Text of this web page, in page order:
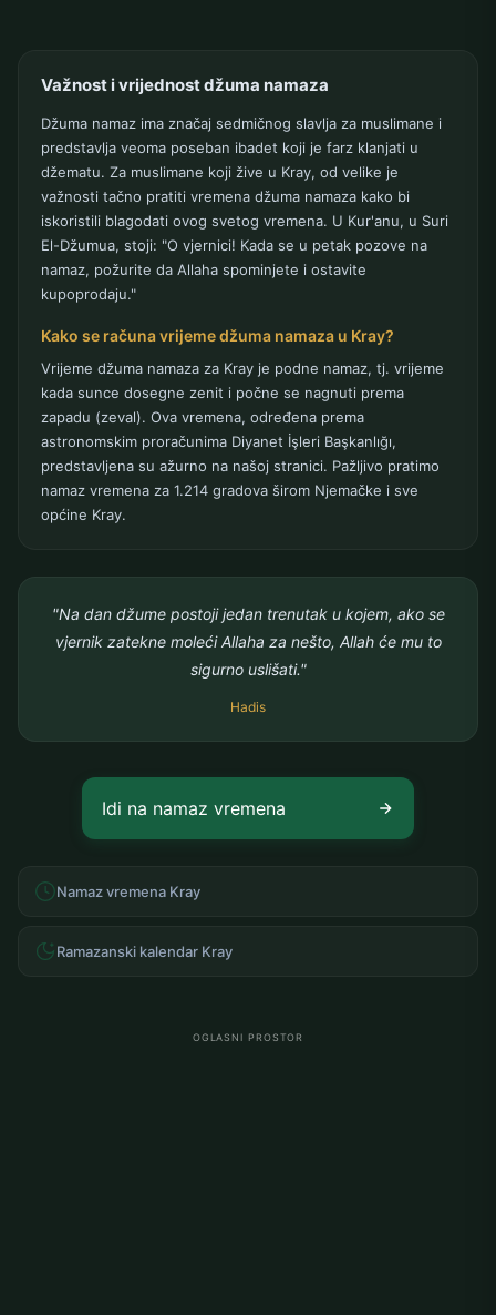
Važnost i vrijednost džuma namaza
Džuma namaz ima značaj sedmičnog slavlja za muslimane i
predstavlja veoma poseban ibadet koji je farz klanjati u
džematu. Za muslimane koji žive u Kray, od velike je
važnosti tačno pratiti vremena džuma namaza kako bi
iskoristili blagodati ovog svetog vremena. U Kur'anu, u Suri
El-Džumua, stoji: "O vjernici! Kada se u petak pozove na
namaz, požurite da Allaha spominjete i ostavite
kupoprodaju."
Kako se računa vrijeme džuma namaza u Kray?
Vrijeme džuma namaza za Kray je podne namaz, tj. vrijeme
kada sunce dosegne zenit i počne se nagnuti prema
zapadu (zeval). Ova vremena, određena prema
astronomskim proračunima Diyanet İşleri Başkanlığı,
predstavljena su ažurno na našoj stranici. Pažljivo pratimo
namaz vremena za 1.214 gradova širom Njemačke i sve
općine Kray.
"Na dan džume postoji jedan trenutak u kojem, ako se
vjernik zatekne moleći Allaha za nešto, Allah će mu to
sigurno uslišati."
Hadis
Idi na namaz vremena
Namaz vremena Kray
Ramazanski kalendar Kray
OGLASNI PROSTOR